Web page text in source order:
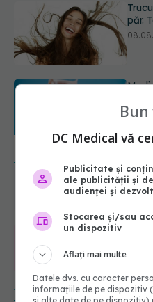
ani
URMĂREȘTE-NE
URMĂRITORI
365
URMĂRITORI
ARTICOLE SIMILARE
DC Medical vă
Publicitate și
ale publicității și
audienței și
Stocarea și/sau
un dispozitiv
Aflați mai multe
Datele dvs. cu caracter
informațiile de pe dispozitiv